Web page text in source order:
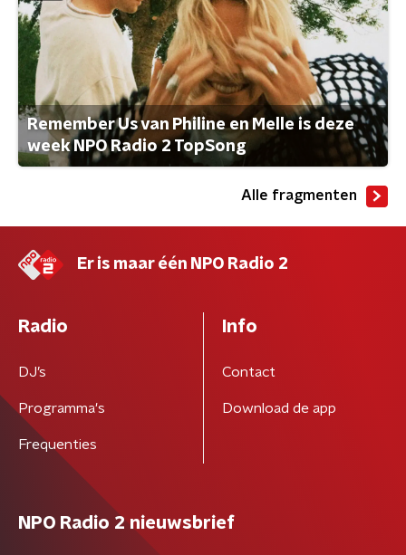
Remember Us van Philine en Melle is deze
week NPO Radio 2 TopSong
Alle fragmenten
Er is maar één NPO Radio 2
Radio
DJ’s
Programma's
Frequenties
Info
Contact
Download de app
NPO Radio 2 nieuwsbrief